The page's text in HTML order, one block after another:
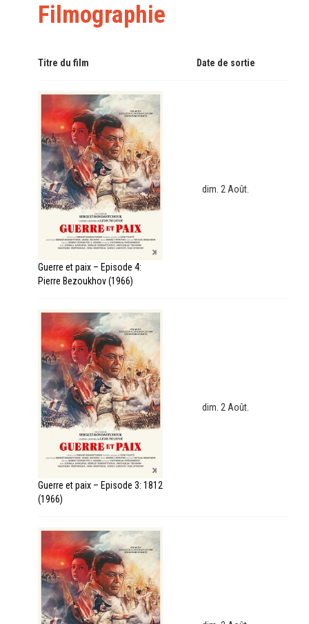
Filmographie
Titre du film Date de sortie
Guerre et paix – Episode 4:
Pierre Bezoukhov (1966)
dim. 2 Août.
Guerre et paix – Episode 3: 1812
(1966)
dim. 2 Août.